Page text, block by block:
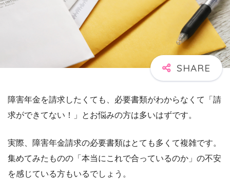
障害年金を請求したくても、必要書類がわからなくて「請
求ができてない！」とお悩みの方は多いはずです。
実際、障害年金請求の必要書類はとても多くて複雑です。
集めてみたものの「本当にこれで合っているのか」の不安
を感じている方もいるでしょう。